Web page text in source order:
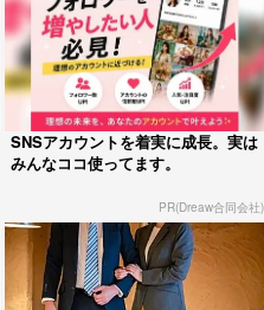
SNSアカウントを着実に成長。実は
みんなココ使ってます。
PR(Dreaw合同会社)